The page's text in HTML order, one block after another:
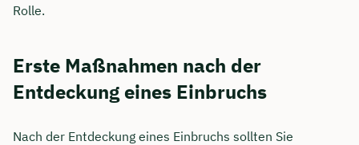
Rolle.
Erste Maßnahmen nach der
Entdeckung eines Einbruchs
Nach der Entdeckung eines Einbruchs sollten Sie